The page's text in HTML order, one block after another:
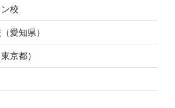
校
愛知県）
京都）